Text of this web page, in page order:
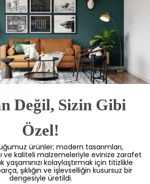
Değil, Sizin Gibi
Özel!
ürünler; modern tasarımları,
ve kaliteli malzemeleriyle evinize zarafet
yaşamınızı kolaylaştırmak için titizlikle
şıklığın ve işlevselliğin kusursuz bir
dengesiyle üretildi.